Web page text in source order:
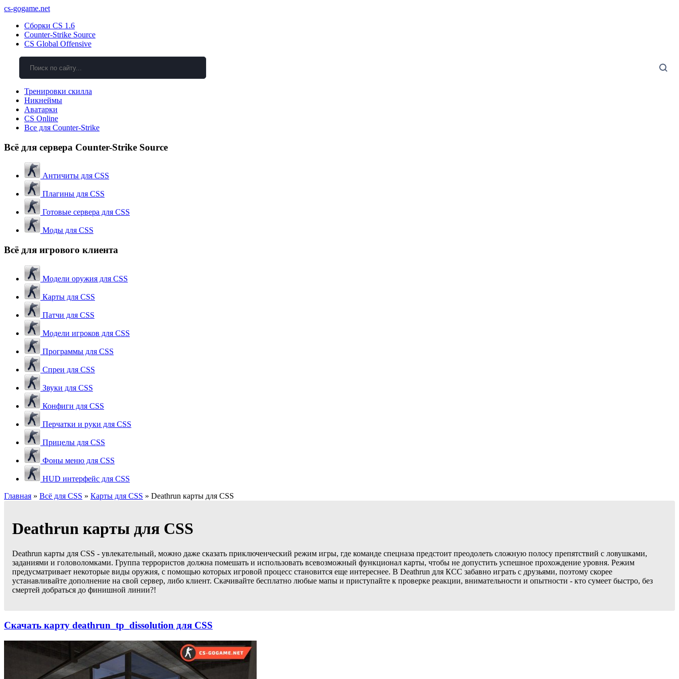
cs-gogame.net
Сборки CS 1.6
Counter-Strike Source
CS Global Offensive
Тренировки скилла
Никнеймы
Аватарки
CS Online
Все для Counter-Strike
Всё для сервера Counter-Strike Source
Античиты для CSS
Плагины для CSS
Готовые сервера для CSS
Моды для CSS
Всё для игрового клиента
Модели оружия для CSS
Карты для CSS
Патчи для CSS
Модели игроков для CSS
Программы для CSS
Спреи для CSS
Звуки для CSS
Конфиги для CSS
Перчатки и руки для CSS
Прицелы для CSS
Фоны меню для CSS
HUD интерфейс для CSS
Главная » Всё для CSS » Карты для CSS » Deathrun карты для CSS
Deathrun карты для CSS
Deathrun карты для CSS - увлекательный, можно даже сказать приключенческий режим игры, где команде спецназа предстоит преодолеть сложную полосу препятствий с ловушками,
заданиями и головоломками. Группа террористов должна помешать и использовать всевозможный функционал карты, чтобы не допустить успешное прохождение уровня. Режим
предусматривает некоторые виды оружия, с помощью которых игровой процесс становится еще интереснее. В Deathrun для КСС забавно играть с друзьями, поэтому скорее
устанавливайте дополнение на свой сервер, либо клиент. Скачивайте бесплатно любые мапы и приступайте к проверке реакции, внимательности и опытности - кто сумеет быстро, без
смертей добраться до финишной линии?!
Скачать карту deathrun_tp_dissolution для CSS